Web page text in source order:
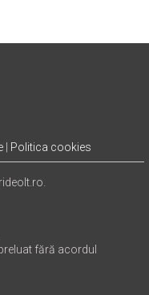
Politica cookies
fără acordul